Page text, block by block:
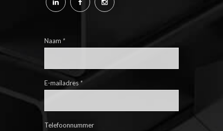
Naam *
E-mailadres *
Telefoonnummer